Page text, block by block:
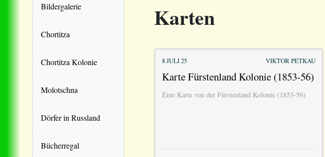
Bildergalerie
Chortitza
Chortitza Kolonie
Molotschna
Dörfer in Russland
Bücherregal
contentKarten
8 JULI 25 VIKTOR PETKAU
Karte Fürstenland Kolonie (1853-56)
Eine Karte von der Fürstenland Kolonie (1853-56)